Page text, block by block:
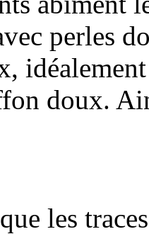
perles
doux.
les